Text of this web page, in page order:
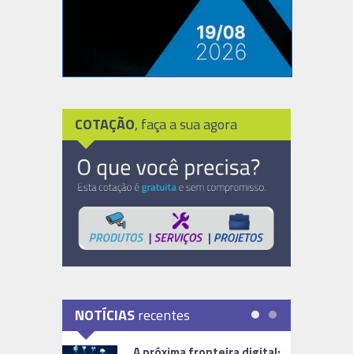
COTAÇÃO, faça a sua agora
NOTÍCIASrecentes